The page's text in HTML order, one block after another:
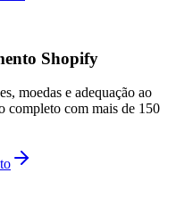
Shopify
moedas e adequação ao
completo com mais de 150